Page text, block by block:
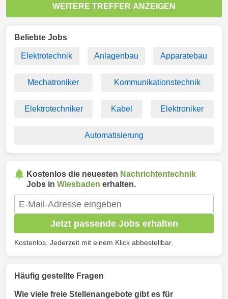
WEITERE TREFFER ANZEIGEN
Beliebte Jobs
Elektrotechnik Anlagenbau Apparatebau
Mechatroniker Kommunikationstechnik
Elektrotechniker Kabel Elektroniker
Automatisierung
Kostenlos die neuesten Nachrichtentechnik
Jobs in Wiesbaden erhalten.
Jetzt passende Jobs erhalten
Kostenlos. Jederzeit mit einem Klick abbestellbar.
Häufig gestellte Fragen
Wie viele freie Stellenangebote gibt es für